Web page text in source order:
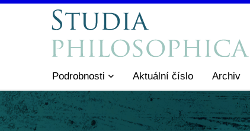
Podrobnosti Aktuální číslo Archiv